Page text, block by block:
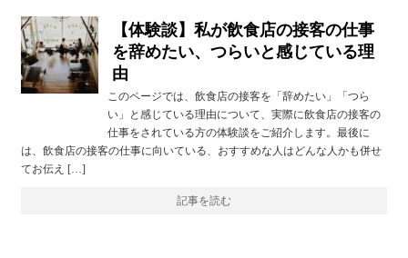
【体験談】私が飲食店の接客の仕事
を辞めたい、つらいと感じている理
由
このページでは、飲食店の接客を「辞めたい」「つら
い」と感じている理由について、実際に飲食店の接客の
仕事をされている方の体験談をご紹介します。最後に
は、飲食店の接客の仕事に向いている、おすすめな人はどんな人かも併せ
てお伝え […]
記事を読む